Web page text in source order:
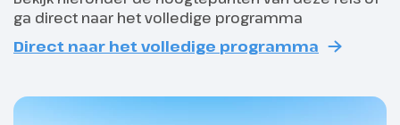
ga direct naar het volledige programma
Direct naar het volledige programma
beelden en het boeiende
Astronomisch Uurwerk.
De aanvangsdatum van jouw groepsreis geldt altijd